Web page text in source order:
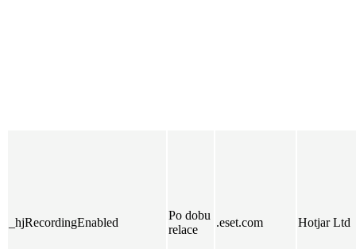
_hjRecordingEnabled
Po dobu
relace
.eset.com Hotjar Ltd